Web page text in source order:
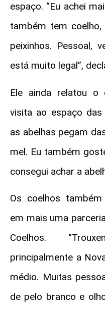
espaço. “Eu achei
também tem
peixinhos. Pessoal,
está muito legal”,
Ele ainda relatou o
visita ao espaço das
as abelhas pegam
mel. Eu também
consegui achar a
Os coelhos
em mais uma
Coelhos.
principalmente a
médio. Muitas
de pelo branco e